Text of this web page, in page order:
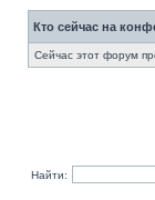
Кто сейчас на
Сейчас этот форум
Найти: